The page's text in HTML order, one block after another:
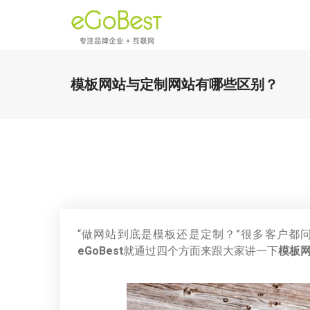
模板网站与定制网站有哪些区别？
“做网站到底是模板还是定制？”很多客户都
eGoBest就通过四个方面来跟大家讲一下模板